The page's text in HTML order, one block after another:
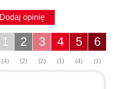
Dodaj opinię
6
(1)
5
(4)
4
(1)
3
(2)
2
(2)
1
(4)